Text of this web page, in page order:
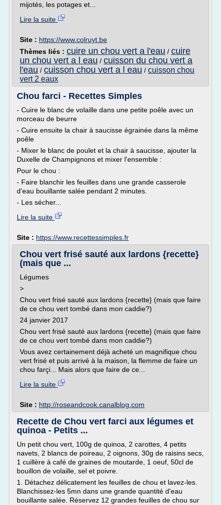
mijotés, les potages et...
Lire la suite
Site : https://www.colruyt.be
Thèmes liés : cuire un chou vert a l'eau / cuire
un chou vert a l eau / cuisson du chou vert a
l'eau / cuisson chou vert a l eau / cuisson chou
vert 2 eaux
Chou farci - Recettes Simples
- Cuire le blanc de volaille dans une petite poêle avec un
morceau de beurre
- Cuire ensuite la chair à saucisse égrainée dans la même
poêle
- Mixer le blanc de poulet et la chair à saucisse, ajouter la
Duxelle de Champignons et mixer l'ensemble :
Pour le chou :
- Faire blanchir les feuilles dans une grande casserole
d'eau bouillante salée pendant 2 minutes.
- Les sécher...
Lire la suite
Site : https://www.recettessimples.fr
Chou vert frisé sauté aux lardons {recette}
(mais que ...
Légumes
>
Chou vert frisé sauté aux lardons {recette} (mais que faire
de ce chou vert tombé dans mon caddie?)
24 janvier 2017
Chou vert frisé sauté aux lardons {recette} (mais que faire
de ce chou vert tombé dans mon caddie?)
Vous avez certainement déjà acheté un magnifique chou
vert frisé et puis arrivé à la maison, la flemme de faire un
chou farçi... Mais alors que faire de ce...
Lire la suite
Site : http://roseandcook.canalblog.com
Recette de Chou vert farci aux légumes et
quinoa - Petits ...
Un petit chou vert, 100g de quinoa, 2 carottes, 4 petits
navets, 2 blancs de poireau, 2 oignons, 30g de raisins secs,
1 cuillère à café de graines de moutarde, 1 oeuf, 50cl de
bouillon de volaille, sel et poivre.
1. Détachez délicatement les feuilles de chou et lavez-les.
Blanchissez-les 5mn dans une grande quantité d'eau
bouillante salée. Réservez 12 grandes feuilles de chou sur